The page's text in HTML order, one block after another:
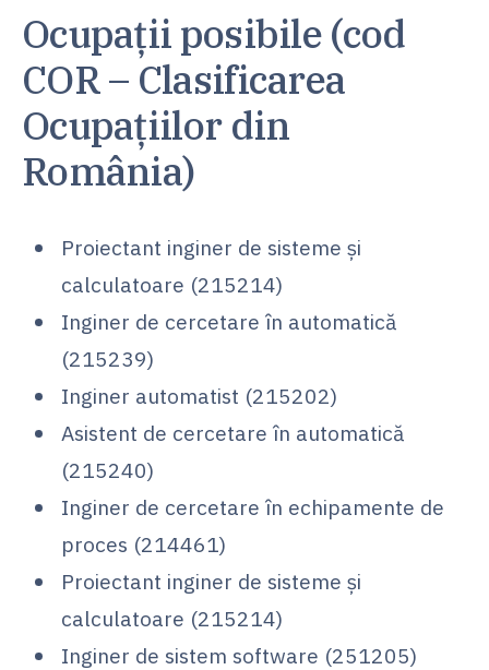
Ocupații posibile (cod
COR – Clasificarea
Ocupațiilor din
România)
Proiectant inginer de sisteme și
calculatoare (215214)
Inginer de cercetare în automatică
(215239)
Inginer automatist (215202)
Asistent de cercetare în automatică
(215240)
Inginer de cercetare în echipamente de
proces (214461)
Proiectant inginer de sisteme și
calculatoare (215214)
Inginer de sistem software (251205)